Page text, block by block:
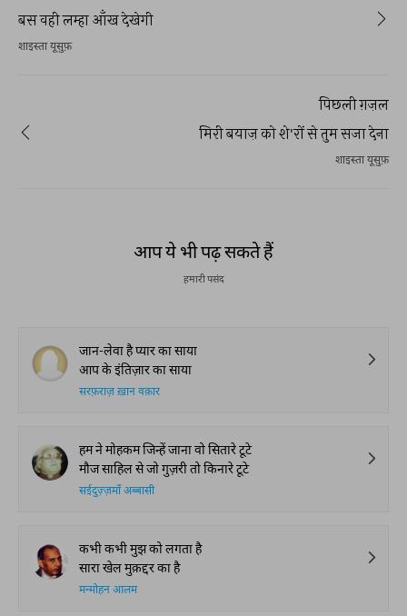
बस वही लम्हा आँख देखेगी
शाइस्ता यूसुफ़
पिछली ग़ज़ल
मिरी बयाज़ को शे'रों से तुम सजा देना
शाइस्ता यूसुफ़
आप ये भी पढ़ सकते हैं
हमारी पसंद
जान-लेवा है प्यार का साया
आप के इंतिज़ार का साया
सरफ़राज़ ख़ान वक़ार
हम ने मोहकम जिन्हें जाना वो सितारे टूटे
मौज साहिल से जो गुज़री तो किनारे टूटे
सईदुज़्ज़माँ अब्बासी
कभी कभी मुझ को लगता है
सारा खेल मुक़द्दर का है
मन्मोहन आलम